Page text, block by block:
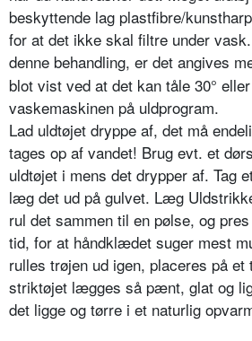
beskyttende lag plastfibre/
for at det ikke skal filtre under
denne behandling, er det angives
blot vist ved at det kan tåle 30°
vaskemaskinen på uldprogram.
Lad uldtøjet dryppe af, det må
tages op af vandet! Brug evt. et
uldtøjet i mens det drypper af. Tag
læg det ud på gulvet. Læg
rul det sammen til en pølse, og
tid, for at håndklædet suger mest
rulles trøjen ud igen, placeres på
striktøjet lægges så pænt, glat og
det ligge og tørre i et naturlig